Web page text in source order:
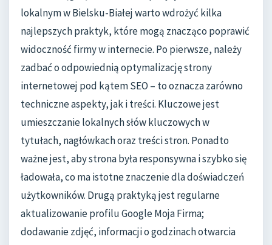
lokalnym w Bielsku-Białej warto wdrożyć kilka
najlepszych praktyk, które mogą znacząco poprawić
widoczność firmy w internecie. Po pierwsze, należy
zadbać o odpowiednią optymalizację strony
internetowej pod kątem SEO – to oznacza zarówno
techniczne aspekty, jak i treści. Kluczowe jest
umieszczanie lokalnych słów kluczowych w
tytułach, nagłówkach oraz treści stron. Ponadto
ważne jest, aby strona była responsywna i szybko się
ładowała, co ma istotne znaczenie dla doświadczeń
użytkowników. Drugą praktyką jest regularne
aktualizowanie profilu Google Moja Firma;
dodawanie zdjęć, informacji o godzinach otwarcia